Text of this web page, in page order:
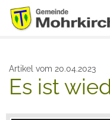
Artikel vom 20.04.2023
Es ist